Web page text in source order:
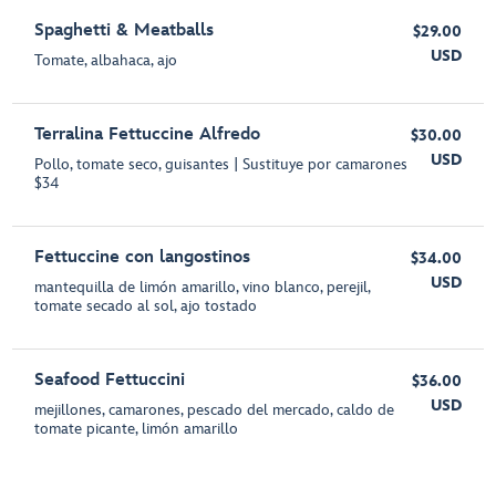
Spaghetti & Meatballs
Tomate, albahaca, ajo
$29.00
USD
Terralina Fettuccine Alfredo
Pollo, tomate seco, guisantes | Sustituye por camarones
$34
$30.00
USD
Fettuccine con langostinos
mantequilla de limón amarillo, vino blanco, perejil,
tomate secado al sol, ajo tostado
$34.00
USD
Seafood Fettuccini
mejillones, camarones, pescado del mercado, caldo de
tomate picante, limón amarillo
$36.00
USD